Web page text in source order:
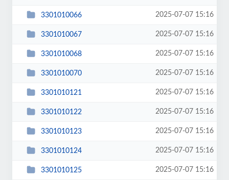
3301010066 2025-07-07 15:16
3301010067 2025-07-07 15:16
3301010068 2025-07-07 15:16
3301010070 2025-07-07 15:16
3301010121 2025-07-07 15:16
3301010122 2025-07-07 15:16
3301010123 2025-07-07 15:16
3301010124 2025-07-07 15:16
3301010125 2025-07-07 15:16